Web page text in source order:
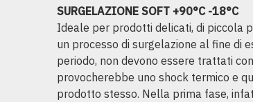
SURGELAZIONE SOFT +90°C -18°C
Ideale per prodotti delicati, di piccola
un processo di surgelazione al fine di
periodo, non devono essere trattati
provocherebbe uno shock termico e
prodotto stesso. Nella prima fase,